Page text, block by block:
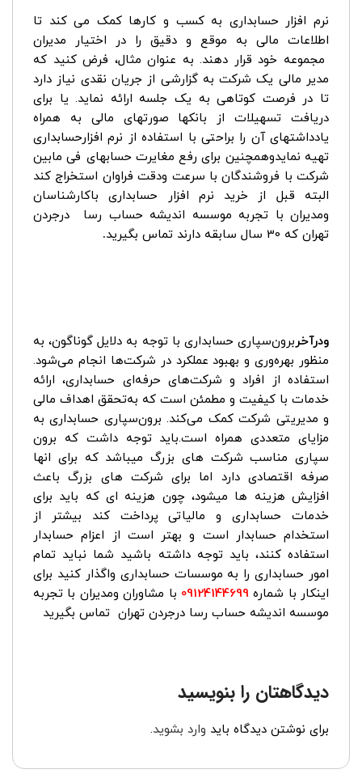
نرم افزار حسابداری به کسب و کارها کمک می کند تا
اطلاعات مالی به موقع و دقیق را در اختیار مدیران
مجموعه خود قرار دهند. به عنوان مثال، فرض کنید که
مدیر مالی یک شرکت به گزارشی از جریان نقدی نیاز دارد
تا در فرصت کوتاهی به یک جلسه ارائه نماید. یا برای
دریافت تسهیلات از بانکها صورتهای مالی به همراه
یادداشتهای آن را براحتی با استفاده از نرم افزارحسابداری
تهیه نمایدوهمچنین برای رفع مغایرت حسابهای فی مابین
شرکت با فروشندگان با سرعت ودقت فراوان استخراج کند
البته قبل از خرید نرم افزار حسابداری باکارشناسان
ومدیران با تجربه موسسه اندیشه حساب رسا درجردن
تهران که 30 سال سابقه دارند تماس بگیرید
.
ودرآخربرون‌سپاری حسابداری با توجه به دلایل گوناگون، به
منظور بهره‌وری و بهبود عملکرد در شرکت‌ها انجام می‌شود.
استفاده از افراد و شرکت‌های حرفه‌ای حسابداری، ارائه
خدمات با کیفیت و مطمئن است که به‌تحقق اهداف مالی
و مدیریتی شرکت کمک می‌کند. برون‌سپاری حسابداری به
مزایای متعددی همراه است.باید توجه داشت که برون
سپاری مناسب شرکت های بزرگ میباشد که برای انها
صرفه اقتصادی دارد اما برای شرکت های بزرگ باعث
افزایش هزینه ها میشود، چون هزینه ای که باید برای
خدمات حسابداری و مالیاتی پرداخت کند بیشتر از
استخدام حسابدار است و بهتر است از اعزام حسابدار
استفاده کنند، باید توجه داشته باشید شما نباید تمام
امور حسابداری را به موسسات حسابداری واگذار کنید برای
اینکار با شماره09124144699 با مشاوران ومدیران با تجربه
موسسه اندیشه حساب رسا درجردن تهران تماس بگیرید
دیدگاهتان را بنویسید
برای نوشتن دیدگاه باید وارد بشوید.